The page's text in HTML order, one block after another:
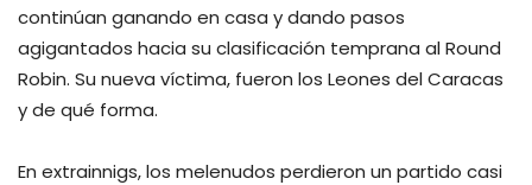
continúan ganando en casa y dando pasos
agigantados hacia su clasificación temprana al Round
Robin. Su nueva víctima, fueron los Leones del Caracas
y de qué forma.
En extrainnigs, los melenudos perdieron un partido casi